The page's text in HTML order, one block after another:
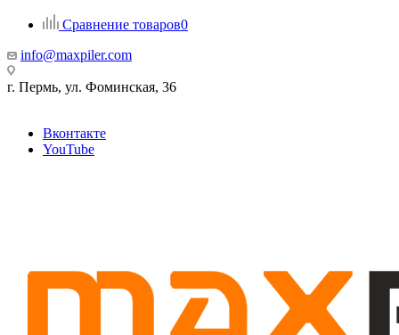
Сравнение товаров0
info@maxpiler.com
г. Пермь, ул. Фоминская, 36
Вконтакте
YouTube